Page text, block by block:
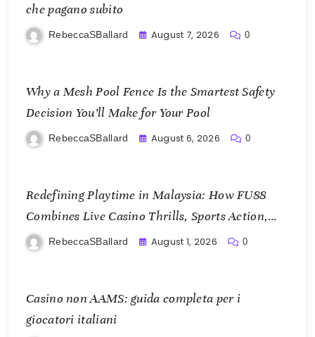
che pagano subito
RebeccaSBallard August 7, 2026 0
Why a Mesh Pool Fence Is the Smartest Safety
Decision You’ll Make for Your Pool
RebeccaSBallard August 6, 2026 0
Redefining Playtime in Malaysia: How FU88
Combines Live Casino Thrills, Sports Action,
and Mobile Freedom
RebeccaSBallard August 1, 2026 0
Casino non AAMS: guida completa per i
giocatori italiani